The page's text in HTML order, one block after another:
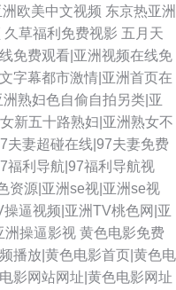
洲欧美中文视频 东京热亚洲
久草福利免费视影 五月天
免费观看|亚洲视频在线免
字幕都市激情|亚洲首页在
熟妇色自偷自拍另类|亚
新五十路熟妇|亚洲熟女不
夫妻超碰在线|97夫妻免费
福利导航|97福利导航视
资源|亚洲se视|亚洲se视
逼视频|亚洲TV桃色网|亚
洲操逼影视 黄色电影免费
播放|黄色电影首页|黄色电
影网站网址|黄色电影网址